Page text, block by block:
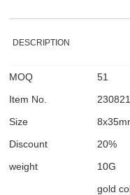
DESCRIPTION
MOQ
51
Item No.
Size
Discount
20%
weight
10G
gold